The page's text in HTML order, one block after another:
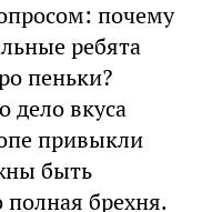
почему
ребята
пеньки?
дело вкуса
привыкли
быть
брехня.